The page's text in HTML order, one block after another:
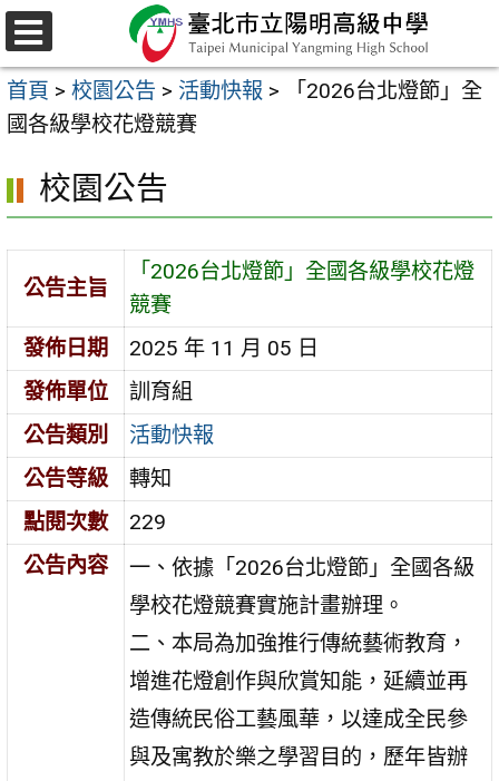
跳
至
主
要
容
區
選
單
首頁 > 校園公告 > 活動快報 >
「2026台北燈節」全
國各級學校花燈競賽
校園公告
公告主旨
「2026台北燈節」全國各級學校花燈
競賽
發佈日期
2025 年 11 月 05 日
發佈單位
訓育組
公告類別
活動快報
公告等級
轉知
點閱次數
229
公告內容
一、依據「2026台北燈節」全國各級
學校花燈競賽實施計畫辦理。
二、本局為加強推行傳統藝術教育，
增進花燈創作與欣賞知能，延續並再
造傳統民俗工藝風華，以達成全民參
與及寓教於樂之學習目的，歷年皆辦